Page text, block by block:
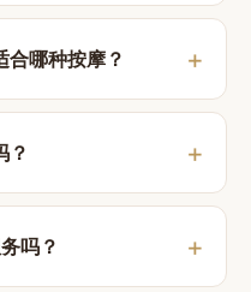
合哪种按摩？
？
吗？